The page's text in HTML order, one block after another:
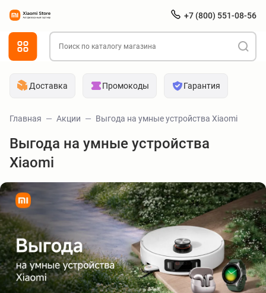
+7 (800) 551-08-56
Доставка Промокоды Гарантия
Главная Акции Выгода на умные устройства Xiaomi
Выгода на умные устройства
Xiaomi